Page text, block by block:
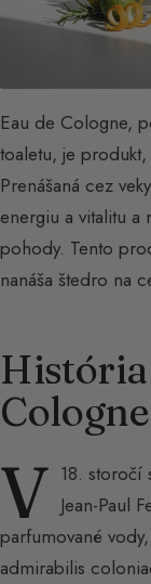
Eau de Cologne,
toaletu, je
Prenášaná cez
energiu a vitalitu
pohody. Tento
nanáša štedro na
História
Cologne
V 18. storočí
Jean-Paul
parfumované
admirabilis